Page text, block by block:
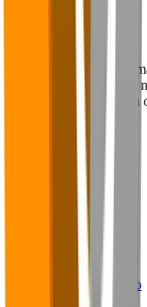
Voltar para o Blog
O Falaê é uma
desenvolvida com base
do mundo utilizam para
Navegação
Panoramas
Webinários
Trabalhe conosco